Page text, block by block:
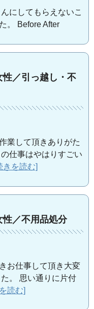
にしてもらえないこ
。 Before After
／引っ越し・不
業して頂きありがた
仕事はやはりすごい
を読む]
／不用品処分
お仕事して頂き大変
。 思い通りに片付
読む]